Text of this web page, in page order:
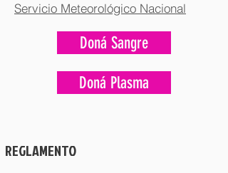
Servicio Meteorológico Nacional
Doná Sangre
Doná Plasma
REGLAMENTO